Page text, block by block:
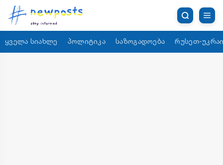
ყველა სიახლე პოლიტიკა საზოგადოება რუსეთ-